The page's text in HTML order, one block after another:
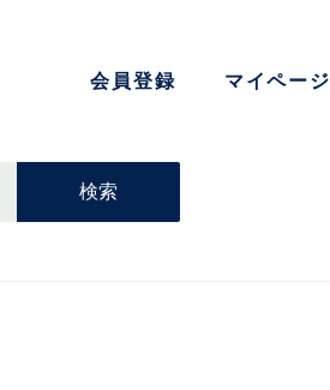
会員登録 マイページ